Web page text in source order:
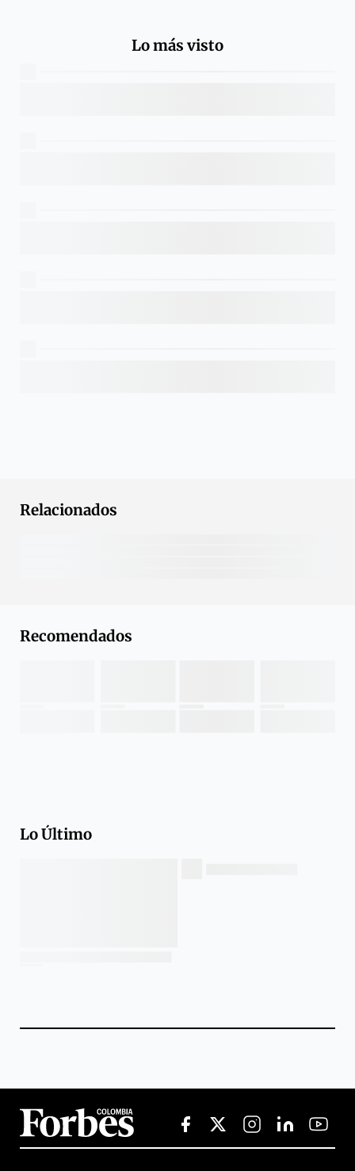
Lo más visto
Relacionados
Recomendados
Lo Último